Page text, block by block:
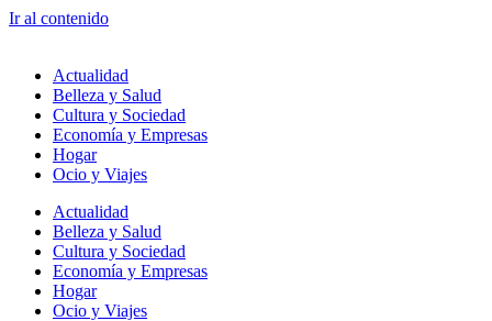
Ir al contenido
Actualidad
Belleza y Salud
Cultura y Sociedad
Economía y Empresas
Hogar
Ocio y Viajes
Actualidad
Belleza y Salud
Cultura y Sociedad
Economía y Empresas
Hogar
Ocio y Viajes